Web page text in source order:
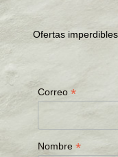
Ofertas
Correo*
Nombre*